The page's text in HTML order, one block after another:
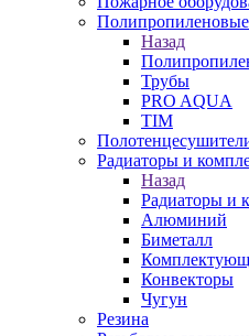
Назад
Трубы
PRO AQUA
TIM
Радиаторы и
Назад
Радиаторы и
Алюминий
Биметалл
Конвекторы
Чугун
Резина